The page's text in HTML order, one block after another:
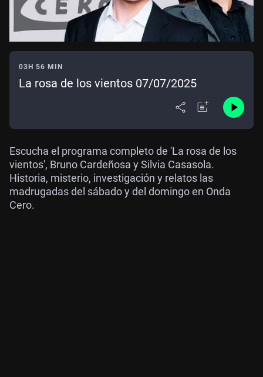
03H 56 MIN
La rosa de los vientos 07/07/2025
Escucha el programa completo de 'La rosa de los
vientos', Bruno Cardeñosa y Silvia Casasola.
Historia, misterio, investigación y relatos las
madrugadas del sábado y del domingo en Onda
Cero.